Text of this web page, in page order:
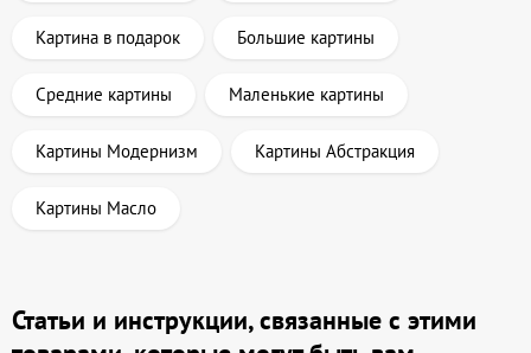
Картина в подарок Большие картины
Средние картины Маленькие картины
Картины Модернизм Картины Абстракция
Картины Масло
Статьи и инструкции, связанные с этими